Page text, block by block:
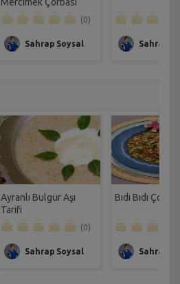
Tarifi
(0)
Sahrap Soysal Sahrap
Ayranlı Bulgur Aşı
Tarifi
(0)
Sahrap Soysal
Bıdı Bıdı
Sahrap